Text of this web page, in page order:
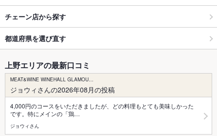
チェーン店から探す
都道府県を選び直す
上野エリアの最新口コミ
MEAT&WINE WINEHALL GLAMOU…
ジョウィさんの2026年08月の投稿
4,000円のコースをいただきましたが、どの料理もとても美味しかった
です。特にメインの「鶏…
ジョウィさん